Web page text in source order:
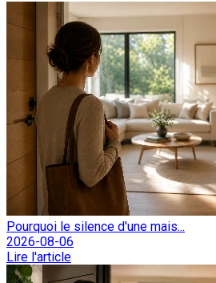
Pourquoi le silence d'une mais...
2026-08-06
Lire l'article